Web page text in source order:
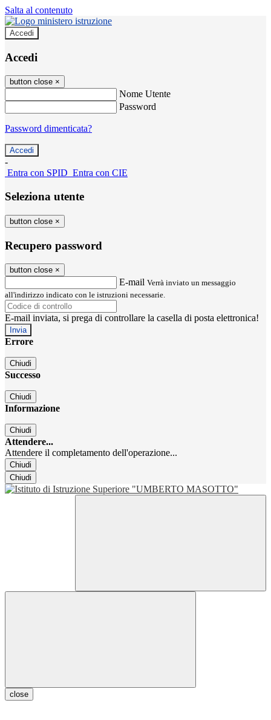
Salta al contenuto
Accedi
Accedi
button close ×
Nome Utente
Password
Password dimenticata?
-
Entra con SPID Entra con CIE
Seleziona utente
button close ×
Recupero password
button close ×
E-mail Verrà inviato un messaggio
all'indirizzo indicato con le istruzioni necessarie.
E-mail inviata, si prega di controllare la casella di posta elettronica!
Errore
Chiudi
Successo
Chiudi
Informazione
Chiudi
Attendere...
Attendere il completamento dell'operazione...
Chiudi
Chiudi
close